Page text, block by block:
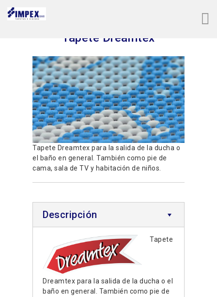
Tapete Dreamtex
Tapete Dreamtex para la salida de la ducha o
el baño en general. También como pie de
cama, sala de TV y habitación de niños.
Descripción
Tapete
Dreamtex para la salida de la ducha o el
baño en general. También como pie de